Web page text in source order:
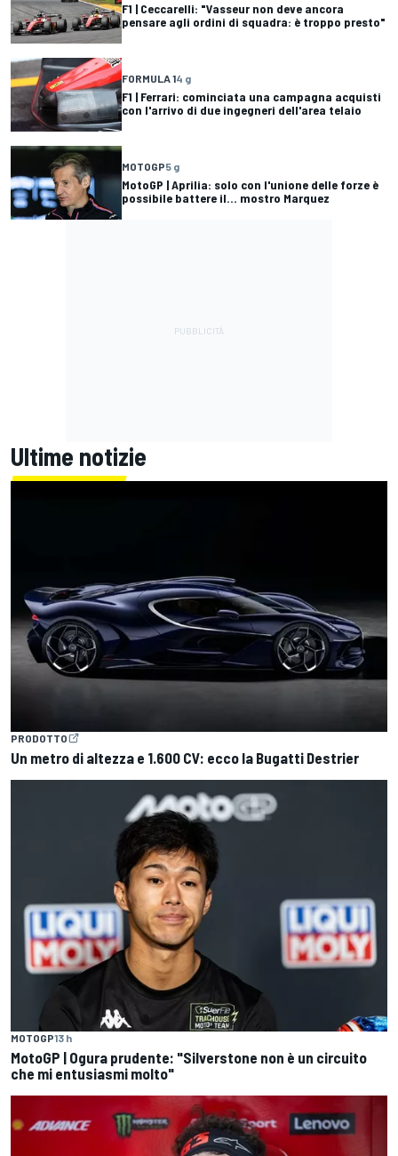
F1 | Ceccarelli: "Vasseur non deve ancora
pensare agli ordini di squadra: è troppo presto"
FORMULA 14 g
F1 | Ferrari: cominciata una campagna acquisti
con l'arrivo di due ingegneri dell'area telaio
MOTOGP5 g
MotoGP | Aprilia: solo con l'unione delle forze è
possibile battere il... mostro Marquez
Ultime notizie
PRODOTTO
Un metro di altezza e 1.600 CV: ecco la Bugatti Destrier
MOTOGP13 h
MotoGP | Ogura prudente: "Silverstone non è un circuito
che mi entusiasmi molto"